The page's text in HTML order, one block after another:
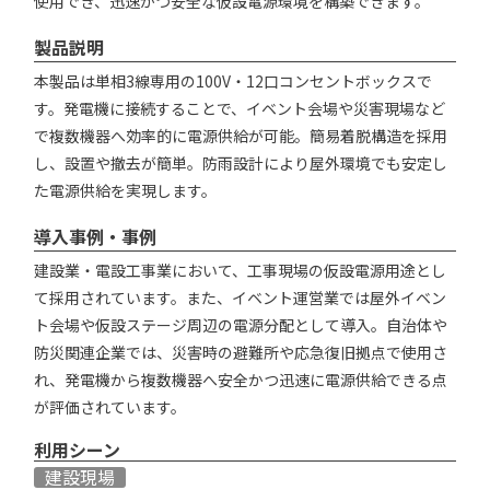
製品説明
本製品は単相3線専用の100V・12口コンセントボックスで
す。発電機に接続することで、イベント会場や災害現場など
で複数機器へ効率的に電源供給が可能。簡易着脱構造を採用
し、設置や撤去が簡単。防雨設計により屋外環境でも安定し
た電源供給を実現します。
導入事例・事例
建設業・電設工事業において、工事現場の仮設電源用途とし
て採用されています。また、イベント運営業では屋外イベン
ト会場や仮設ステージ周辺の電源分配として導入。自治体や
防災関連企業では、災害時の避難所や応急復旧拠点で使用さ
れ、発電機から複数機器へ安全かつ迅速に電源供給できる点
が評価されています。
利用シーン
建設現場